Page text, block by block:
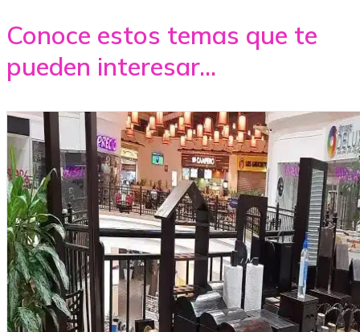
Conoce estos temas que te
pueden interesar...